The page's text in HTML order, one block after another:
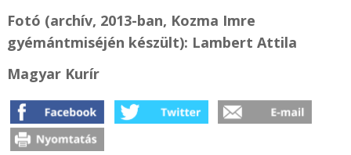
Fotó (archív, 2013-ban, Kozma Imre
gyémántmiséjén készült): Lambert Attila
Magyar Kurír